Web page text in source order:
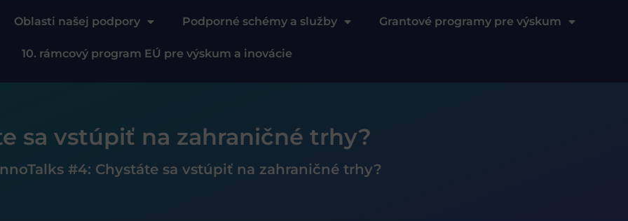
Oblasti našej podpory Podporné schémy a služby Grantové programy pre výskum
10. rámcový program EÚ pre výskum a inovácie
sa vstúpiť na zahraničné trhy?
#4: Chystáte sa vstúpiť na zahraničné trhy?